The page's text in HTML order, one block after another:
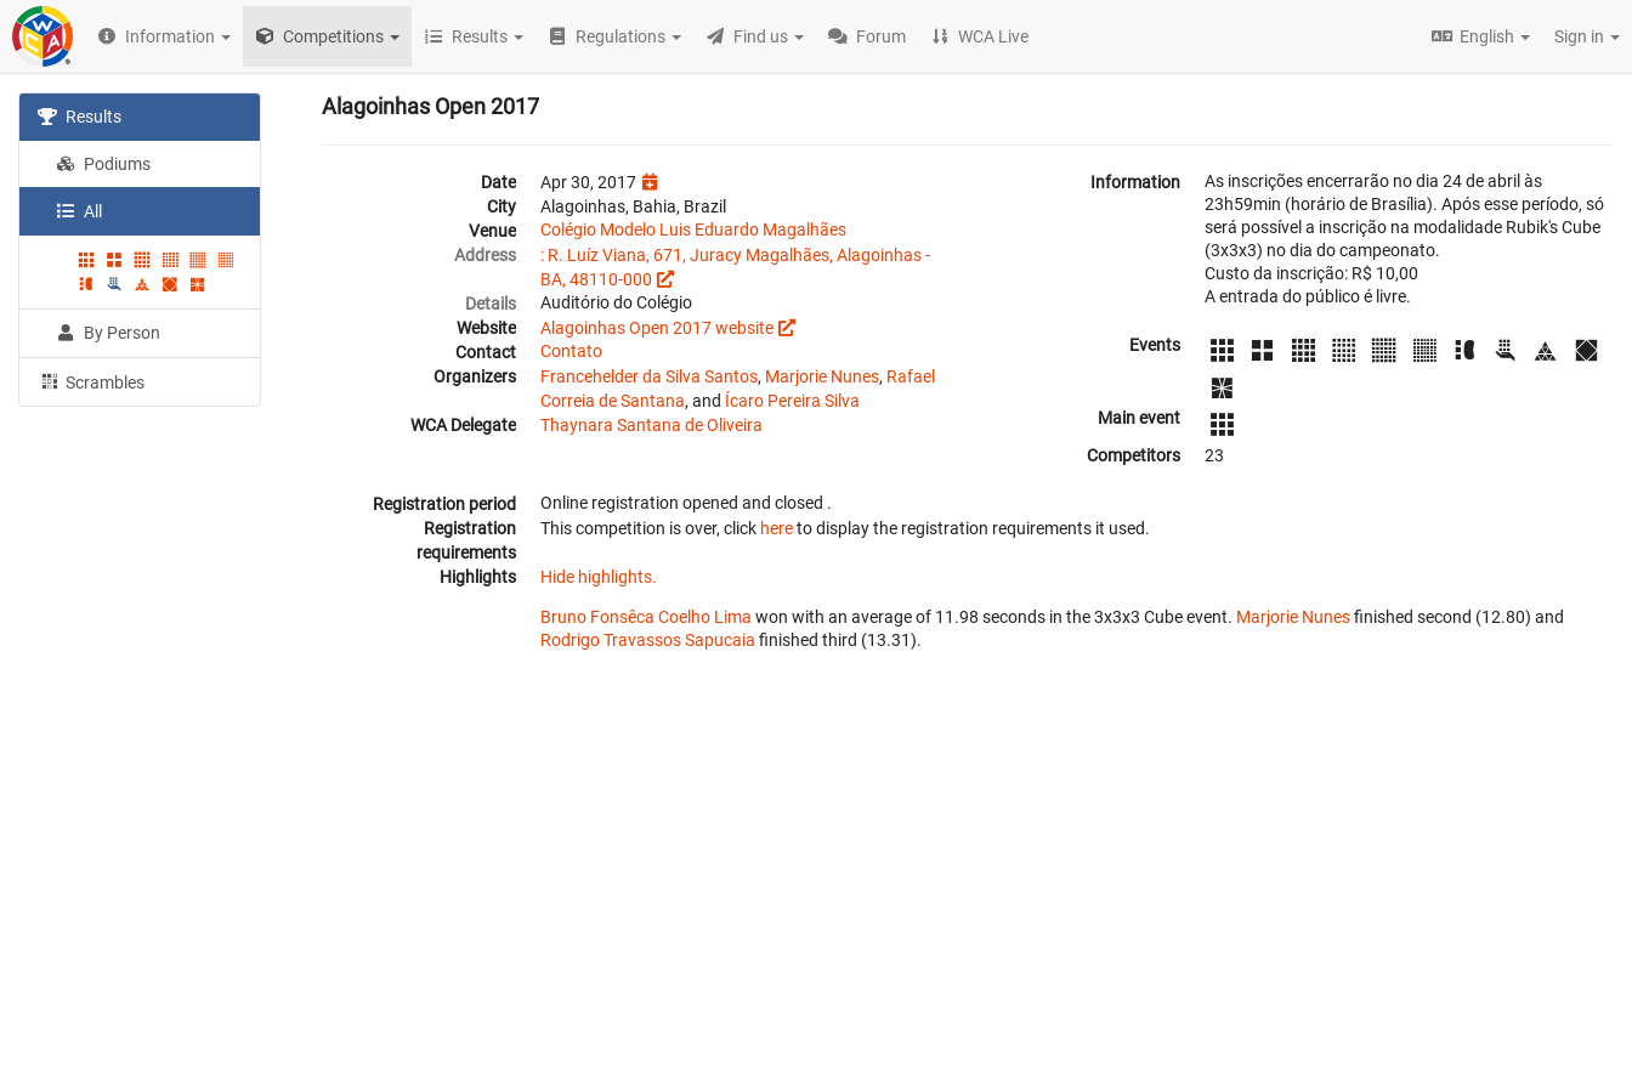
Information Competitions Results Regulations Find us Forum WCA Live English Sign in
Results
Podiums
All
By Person
Scrambles
Alagoinhas Open 2017
Date
Apr 30, 2017
City
Alagoinhas, Bahia, Brazil
Venue
Colégio Modelo Luis Eduardo Magalhães
Address
: R. Luíz Viana, 671, Juracy Magalhães, Alagoinhas -
BA, 48110-000
Details
Auditório do Colégio
Website
Alagoinhas Open 2017 website
Contact
Contato
Organizers
Francehelder da Silva Santos, Marjorie Nunes, Rafael
Correia de Santana, and Ícaro Pereira Silva
WCA Delegate
Thaynara Santana de Oliveira
Information
As inscrições encerrarão no dia 24 de abril às
23h59min (horário de Brasília). Após esse período, só
será possível a inscrição na modalidade Rubik's Cube
(3x3x3) no dia do campeonato.
Custo da inscrição: R$ 10,00
A entrada do público é livre.
Events
Main event
Competitors
23
Registration period Online registration opened and closed .
Registration
requirements
This competition is over, click hereto display the registration requirements it used.
Highlights Hide highlights.
Bruno Fonsêca Coelho Lima won with an average of 11.98 seconds in the 3x3x3 Cube event. Marjorie Nunesfinished second (12.80) and
Rodrigo Travassos Sapucaia finished third (13.31).